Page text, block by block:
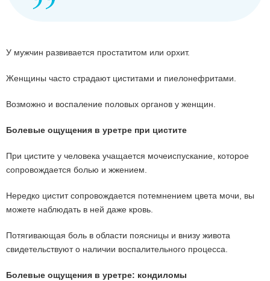
У мужчин развивается простатитом или орхит.
Женщины часто страдают циститами и пиелонефритами.
Возможно и воспаление половых органов у женщин.
Болевые ощущения в уретре при цистите
При цистите у человека учащается мочеиспускание, которое
сопровождается болью и жжением.
Нередко цистит сопровождается потемнением цвета мочи, вы
можете наблюдать в ней даже кровь.
Потягивающая боль в области поясницы и внизу живота
свидетельствуют о наличии воспалительного процесса.
Болевые ощущения в уретре: кондиломы